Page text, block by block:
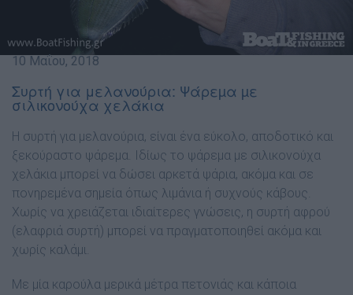
10 Μαΐου, 2018
Συρτή για μελανούρια: Ψάρεµα µε
σιλικονούχα χελάκια
Η συρτή για μελανούρια, είναι ένα εύκολο, αποδοτικό και
ξεκούραστο ψάρεμα. Ιδίως το ψάρεμα με σιλικονούχα
χελάκια μπορεί να δώσει αρκετά ψάρια, ακόμα και σε
πονηρεμένα σημεία όπως λιμάνια ή συχνούς κάβους.
Χωρίς να χρειάζεται ιδιαίτερες γνώσεις, η συρτή αφρού
(ελαφριά συρτή) μπορεί να πραγματοποιηθεί ακόμα και
χωρίς καλάμι.
Με μία καρούλα μερικά μέτρα πετονιάς και κάποια